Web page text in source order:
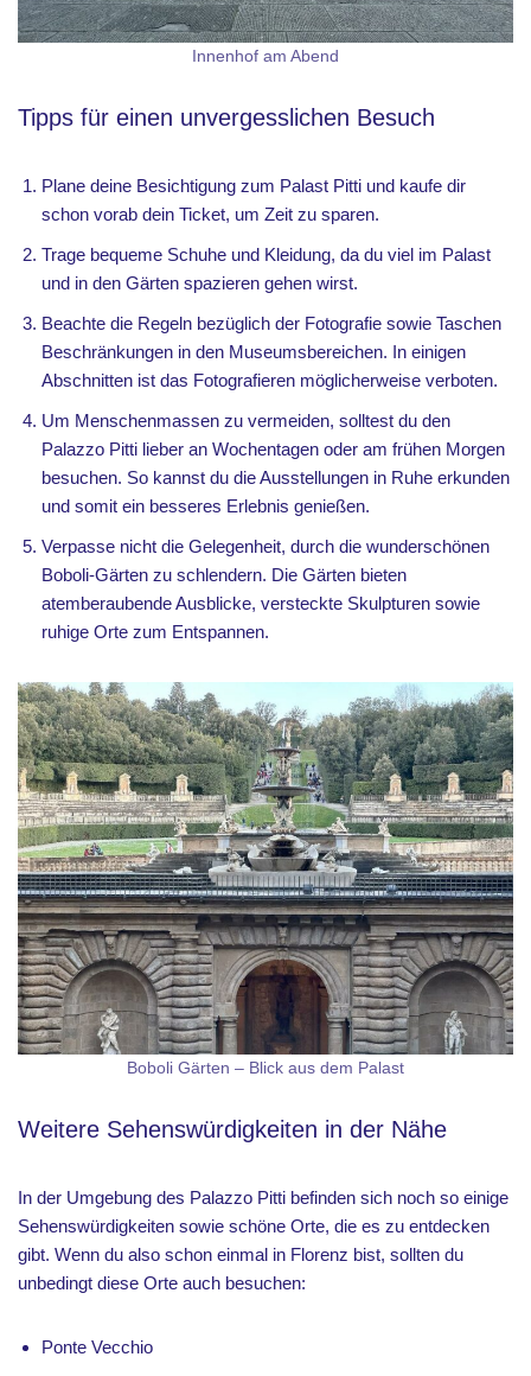
Innenhof am Abend
Tipps für einen unvergesslichen Besuch
Plane deine Besichtigung zum Palast Pitti und kaufe dir
schon vorab dein Ticket, um Zeit zu sparen.
Trage bequeme Schuhe und Kleidung, da du viel im Palast
und in den Gärten spazieren gehen wirst.
Beachte die Regeln bezüglich der Fotografie sowie Taschen
Beschränkungen in den Museumsbereichen. In einigen
Abschnitten ist das Fotografieren möglicherweise verboten.
Um Menschenmassen zu vermeiden, solltest du den
Palazzo Pitti lieber an Wochentagen oder am frühen Morgen
besuchen. So kannst du die Ausstellungen in Ruhe erkunden
und somit ein besseres Erlebnis genießen.
Verpasse nicht die Gelegenheit, durch die wunderschönen
Boboli-Gärten zu schlendern. Die Gärten bieten
atemberaubende Ausblicke, versteckte Skulpturen sowie
ruhige Orte zum Entspannen.
Boboli Gärten – Blick aus dem Palast
Weitere Sehenswürdigkeiten in der Nähe
In der Umgebung des Palazzo Pitti befinden sich noch so einige
Sehenswürdigkeiten sowie schöne Orte, die es zu entdecken
gibt. Wenn du also schon einmal in Florenz bist, sollten du
unbedingt diese Orte auch besuchen:
Ponte Vecchio